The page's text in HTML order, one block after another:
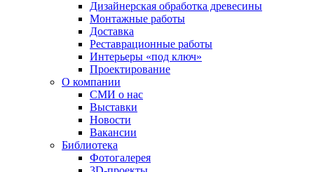
Дизайнерская обработка древесины
Монтажные работы
Доставка
Реставрационные работы
Интерьеры «под ключ»
Проектирование
О компании
СМИ о нас
Выставки
Новости
Вакансии
Библиотека
Фотогалерея